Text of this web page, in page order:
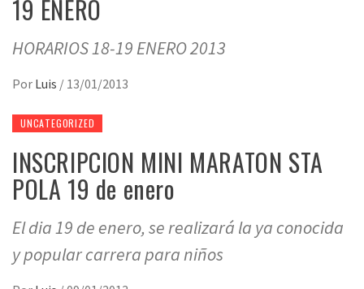
19 ENERO
HORARIOS 18-19 ENERO 2013
Por Luis / 13/01/2013
UNCATEGORIZED
INSCRIPCION MINI MARATON STA
POLA 19 de enero
El dia 19 de enero, se realizará la ya conocida
y popular carrera para niños